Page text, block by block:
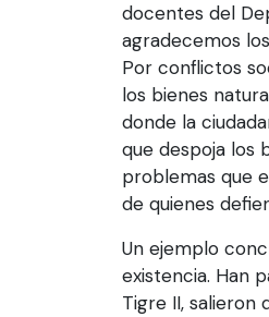
docentes del
agradecemos
Por conflictos
los bienes
donde la
que despoja los
problemas que
de quienes
Un ejemplo
existencia. Han
Tigre II, salieron